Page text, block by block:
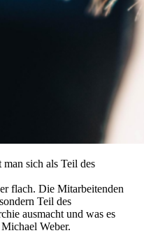
sich als Teil des
flach. Die Mitarbeitenden
Teil des
ausmacht und was es
Weber.